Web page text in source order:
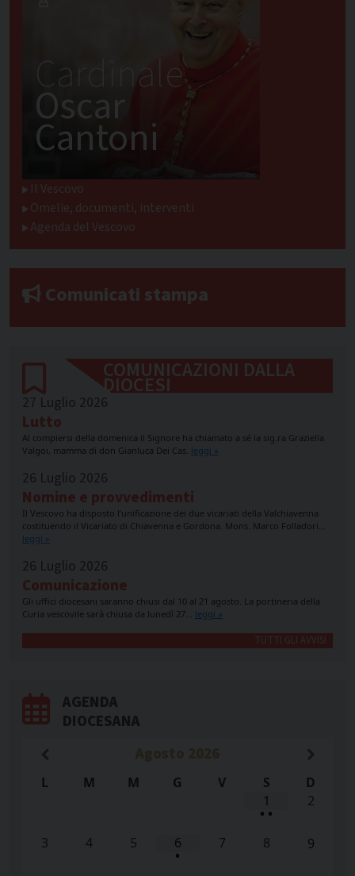
Cardinale
Oscar
Cantoni
Il Vescovo
Omelie, documenti, interventi
Agenda del Vescovo
Comunicati stampa
COMUNICAZIONI DALLA
DIOCESI
27 Luglio 2026
Lutto
Al compiersi della domenica il Signore ha chiamato a sé la sig.ra Graziella
Valgoi, mamma di don Gianluca Dei Cas. leggi »
26 Luglio 2026
Nomine e provvedimenti
Il Vescovo ha disposto l’unificazione dei due vicariati della Valchiavenna
costituendo il Vicariato di Chiavenna e Gordona. Mons. Marco Folladori…
leggi »
26 Luglio 2026
Comunicazione
Gli uffici diocesani saranno chiusi dal 10 al 21 agosto. La portineria della
Curia vescovile sarà chiusa da lunedì 27… leggi »
TUTTI GLI AVVISI
AGENDA
DIOCESANA
L M M G V S
D
1
• •
2
3 4 5 6
•
7 8 9